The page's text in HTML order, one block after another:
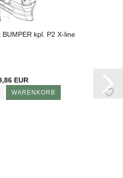
kpl. P2 X-​line
EUR
WARENKORB